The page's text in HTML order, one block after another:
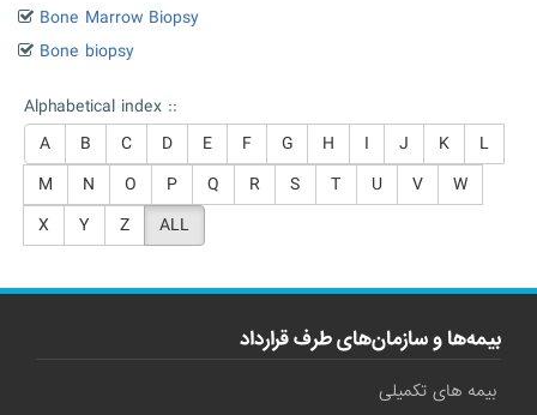
Bone Marrow Biopsy
Bone biopsy
Alphabetical index ::
A
B C D E F G H I J K
L
M
N O P Q R S T U V
W
X
Y Z ALL
بیمه‌ها و سازمان‌های طرف قرارداد
بیمه های تکمیلی